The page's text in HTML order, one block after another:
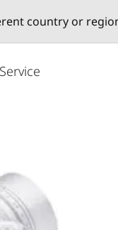
country or
Service